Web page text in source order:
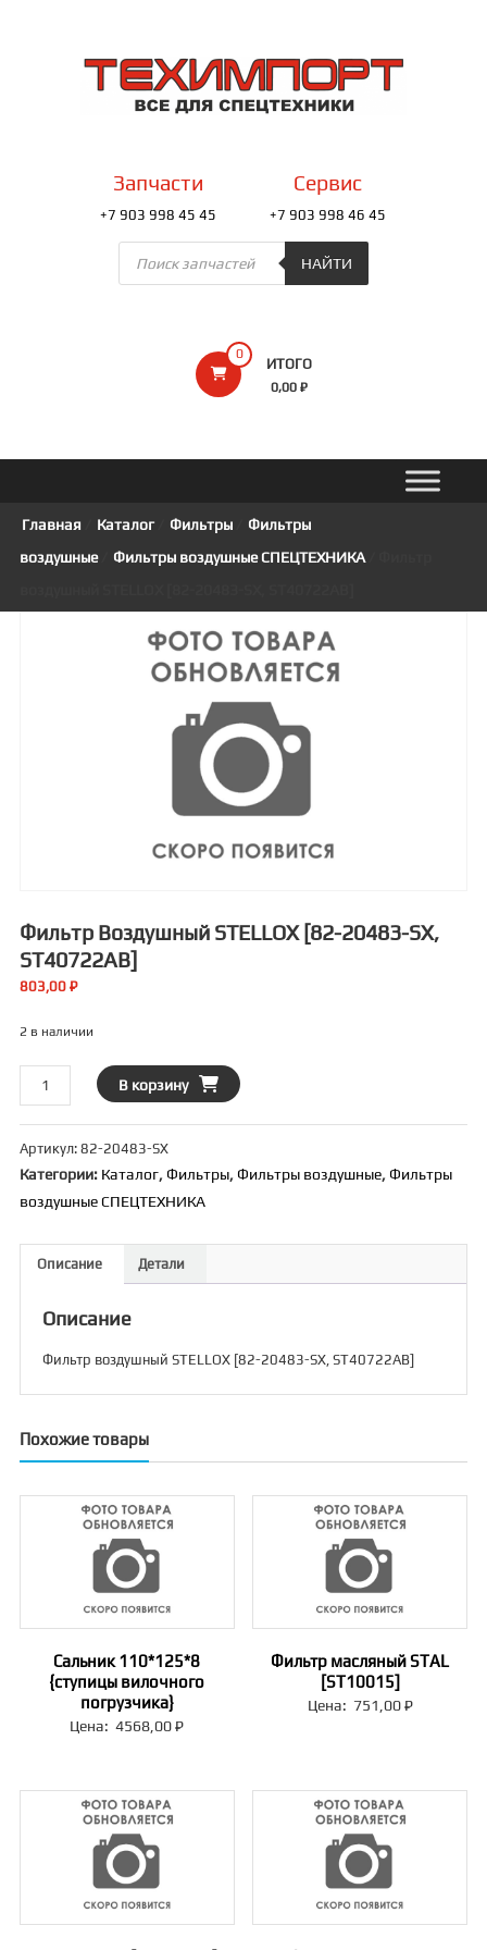
содержимомуТЕХИМПОРТ
Всё
0
ИТОГО
0,00 ₽
Запчасти
+7 903 998 45 45
Сервис
+7 903 998 46 45
Поиск
товаров
НАЙТИ
Главная Каталог/ Фильтры/
Фильтры
воздушные/ Фильтры воздушные СПЕЦТЕХНИКА/ Фильтр
Фильтр Воздушный STELLOX [82-20483-SX,
ST40722AB]
803,00 ₽
2 в наличии
товара
Фильтр
воздушный
STELLOX
[82-
В корзину
Артикул: 82-20483-SX
Категории: Каталог, Фильтры, Фильтры воздушные, Фильтры
воздушные СПЕЦТЕХНИКА
Описание Детали
Описание
Фильтр воздушный STELLOX [82-20483-SX, ST40722AB]
Похожие товары
Сальник 110*125*8
{ступицы вилочного
погрузчика}
Цена: 4568,00₽
Фильтр масляный STAL
[ST10015]
Цена: 751,00₽